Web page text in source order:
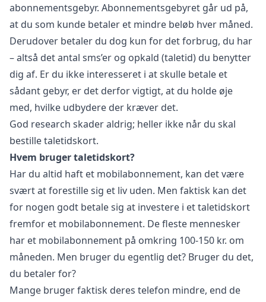
abonnementsgebyr. Abonnementsgebyret går ud på,
at du som kunde betaler et mindre beløb hver måned.
Derudover betaler du dog kun for det forbrug, du har
– altså det antal sms’er og opkald (taletid) du benytter
dig af. Er du ikke interesseret i at skulle betale et
sådant gebyr, er det derfor vigtigt, at du holde øje
med, hvilke udbydere der kræver det.
God research skader aldrig; heller ikke når du skal
bestille taletidskort.
Hvem bruger taletidskort?
Har du altid haft et mobilabonnement, kan det være
svært at forestille sig et liv uden. Men faktisk kan det
for nogen godt betale sig at investere i et taletidskort
fremfor et mobilabonnement. De fleste mennesker
har et mobilabonnement på omkring 100-150 kr. om
måneden. Men bruger du egentlig det? Bruger du det,
du betaler for?
Mange bruger faktisk deres telefon mindre, end de